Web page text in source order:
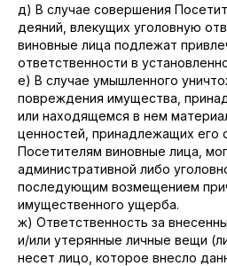
д) В случае совершения
деяний, влекущих уголовную
виновные лица подлежат
ответственности в
е) В случае умышленного
повреждения имущества,
или находящемся в нем
ценностей, принадлежащих его
Посетителям виновные лица,
административной либо
последующим возмещением
имущественного ущерба.
ж) Ответственность за
и/или утерянные личные вещи
несет лицо, которое внесло